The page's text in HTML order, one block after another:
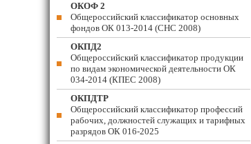
ОКОФ 2
Общероссийский классификатор основных
фондов ОК 013-2014 (СНС 2008)
ОКПД2
Общероссийский классификатор продукции
по видам экономической деятельности ОК
034-2014 (КПЕС 2008)
ОКПДТР
Общероссийский классификатор профессий
рабочих, должностей служащих и тарифных
разрядов ОК 016-2025